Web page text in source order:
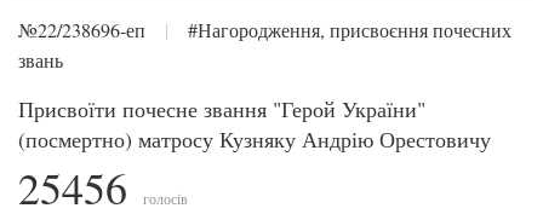
№22/238696-еп |
#Нагородження, присвоєння почесних
звань
Присвоїти почесне звання "Герой України"
(посмертно) матросу Кузняку Андрію Орестовичу
25456 голосів